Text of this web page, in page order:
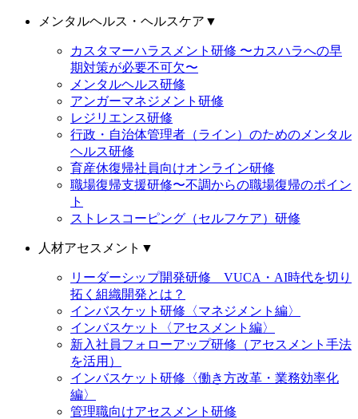
メンタルヘルス・ヘルスケア ▼
カスタマーハラスメント研修 〜カスハラへの早
期対策が必要不可欠〜
メンタルヘルス研修
アンガーマネジメント研修
レジリエンス研修
行政・自治体管理者（ライン）のためのメンタル
ヘルス研修
育産休復帰社員向けオンライン研修
職場復帰支援研修〜不調からの職場復帰のポイン
ト
ストレスコーピング（セルフケア）研修
人材アセスメント ▼
リーダーシップ開発研修 VUCA・AI時代を切り
拓く組織開発とは？
インバスケット研修〈マネジメント編〉
インバスケット〈アセスメント編〉
新入社員フォローアップ研修（アセスメント手法
を活用）
インバスケット研修〈働き方改革・業務効率化
編〉
管理職向けアセスメント研修